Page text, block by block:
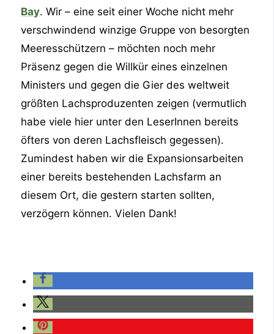
Bay. Wir – eine seit einer Woche nicht mehr
verschwindend winzige Gruppe von besorgten
Meeresschützern – möchten noch mehr
Präsenz gegen die Willkür eines einzelnen
Ministers und gegen die Gier des weltweit
größten Lachsproduzenten zeigen (vermutlich
habe viele hier unter den LeserInnen bereits
öfters von deren Lachsfleisch gegessen).
Zumindest haben wir die Expansionsarbeiten
einer bereits bestehenden Lachsfarm an
diesem Ort, die gestern starten sollten,
verzögern können. Vielen Dank!